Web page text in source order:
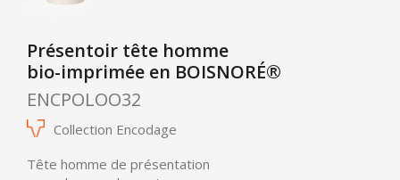
Présentoir tête homme
bio-imprimée en BOISNORÉ®
ENCPOLOO32
Collection Encodage
Tête homme de présentation